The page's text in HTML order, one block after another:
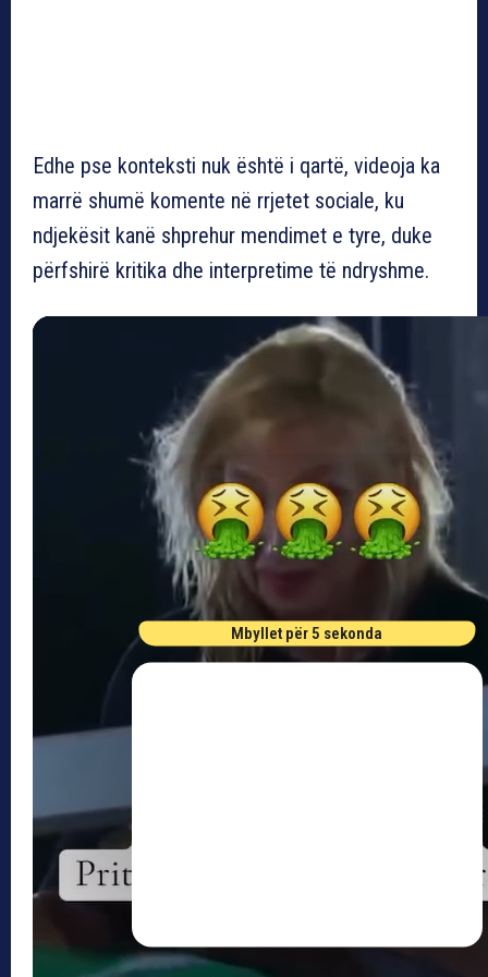
Edhe pse konteksti nuk është i qartë, videoja ka
marrë shumë komente në rrjetet sociale, ku
ndjekësit kanë shprehur mendimet e tyre, duke
përfshirë kritika dhe interpretime të ndryshme.
Mbyllet për 5 sekonda